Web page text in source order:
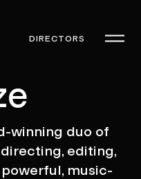
DIRECTORS
winning duo of
editing,
music-